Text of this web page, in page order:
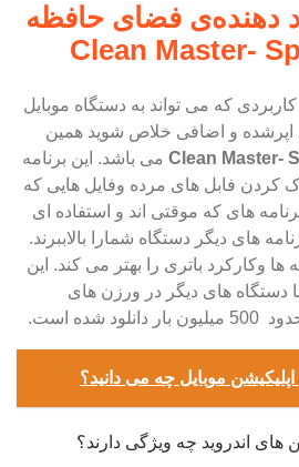
دهنده‌ی فضای حافظه
Clean Master-
که می تواند به دستگاه موبایل
اپرشده و اضافی خلاص شوید همین
می باشد. این برنامه
کردن فابل های مرده وفایل هایی که
های که موقتی اند و استفاده ای
های دیگر دستگاه شمارا بالاببرند.
ها وکارکرد باتری را بهتر می کند. این
دستگاه های دیگر در ورزن های
است.
موبایل چه می دانید؟